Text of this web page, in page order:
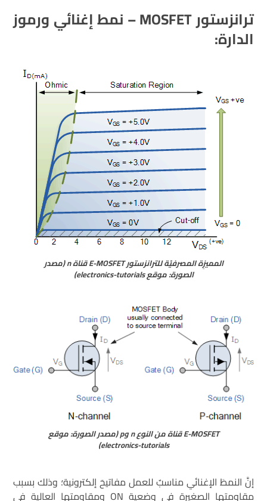
ترانزستورMOSFET– نمط إغنائي ورموز
الدارة:
المميزِة المصرفيّة للترانزستور E-MOSFET قناة n (مصدر
الصورة: موقع electronics-tutorials)
E-MOSFET قناة من النوع n وp (مصدر الصورة: موقع
electronics-tutorials)
إنَّ النمطَ الإغنائي مناسبٌ للعمل مفاتيحَ إلكترونية؛ وذلك بسبب
مقاومتها الصغيرة في وضعية ON ومقاومتها العالية في